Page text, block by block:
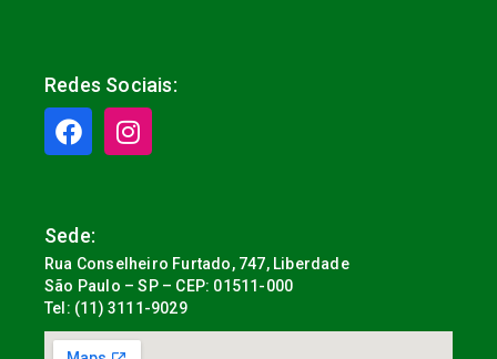
Redes Sociais:
Sede:
Rua Conselheiro Furtado, 747, Liberdade
São Paulo – SP – CEP: 01511-000
Tel: (11) 3111-9029